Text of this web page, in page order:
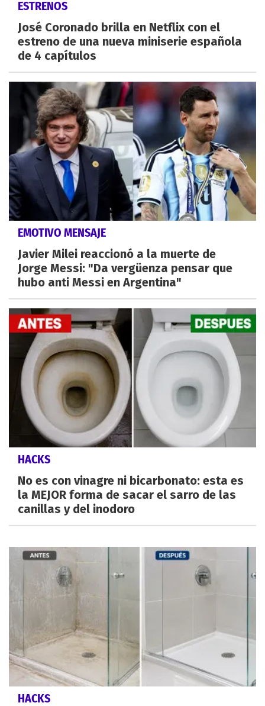
ESTRENOS
José Coronado brilla en Netflix con el
estreno de una nueva miniserie española
de 4 capítulos
EMOTIVO MENSAJE
Javier Milei reaccionó a la muerte de
Jorge Messi: "Da vergüenza pensar que
hubo anti Messi en Argentina"
HACKS
No es con vinagre ni bicarbonato: esta es
la MEJOR forma de sacar el sarro de las
canillas y del inodoro
HACKS